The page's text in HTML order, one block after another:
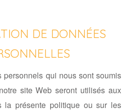
DE DONNÉES
personnels qui nous sont soumis
site Web seront utilisés aux
la présente politique ou sur les